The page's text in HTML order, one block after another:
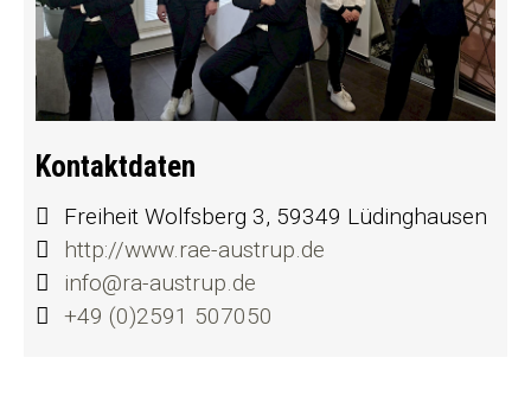
Kontaktdaten
Freiheit Wolfsberg 3, 59349 Lüdinghausen
http://www.rae-austrup.de
info@ra-austrup.de
+49 (0)2591 507050